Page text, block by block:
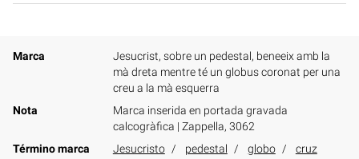
Marca
Jesucrist, sobre un pedestal, beneeix amb la
mà dreta mentre té un globus coronat per una
creu a la mà esquerra
Nota
Marca inserida en portada gravada
calcogràfica | Zappella, 3062
Término marca
Jesucristo pedestal globo cruz